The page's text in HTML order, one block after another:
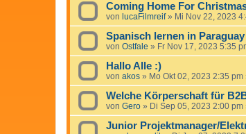
Coming Home For
von lucaFilmreif» Mi Nov 22, 2023
Spanisch lernen in Paraguay
von Ostfale » Fr Nov 17, 2023 5:35
Hallo Alle :)
von akos » Mo Okt 02, 2023 2:35 pm
Welche Körperschaft für
von Gero » Di Sep 05, 2023 2:00 pm
Junior Projektmanager/